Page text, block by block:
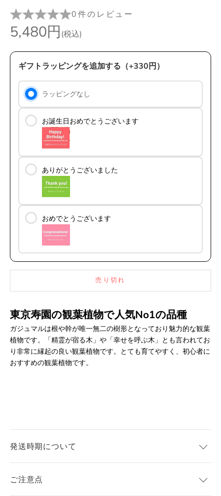
0件のレビュー
セール価格
5,480円(税込)
ギフトラッピングを追加する（+330円）
ラッピングなし
お誕生日おめでとうございます
ありがとうございました
おめでとうございます
売り切れ
東京寿園の観葉植物で人気No1の品種
ガジュマルは根や幹が唯一無二の樹形となっており魅力的な観葉
植物です。「精霊が宿る木」や「幸せを呼ぶ木」とも言われてお
り非常に縁起の良い観葉植物です。 とても育てやすく、初心者に
おすすめの観葉植物です。
発送時期について
ご注意点